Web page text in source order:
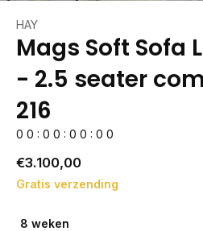
HAY
Mags Soft Sofa
- 2.5 seater
216
0 0 : 0 0 : 0 0 : 0 0
€3.100,00
Gratis verzending
8 weken